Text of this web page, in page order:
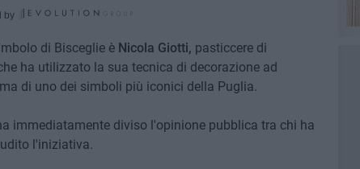
by
di Bisceglie è Nicola Giotti, pasticcere di
ha utilizzato la sua tecnica di decorazione ad
di uno dei simboli più iconici della Puglia.
immediatamente diviso l'opinione pubblica tra chi ha
l'iniziativa.